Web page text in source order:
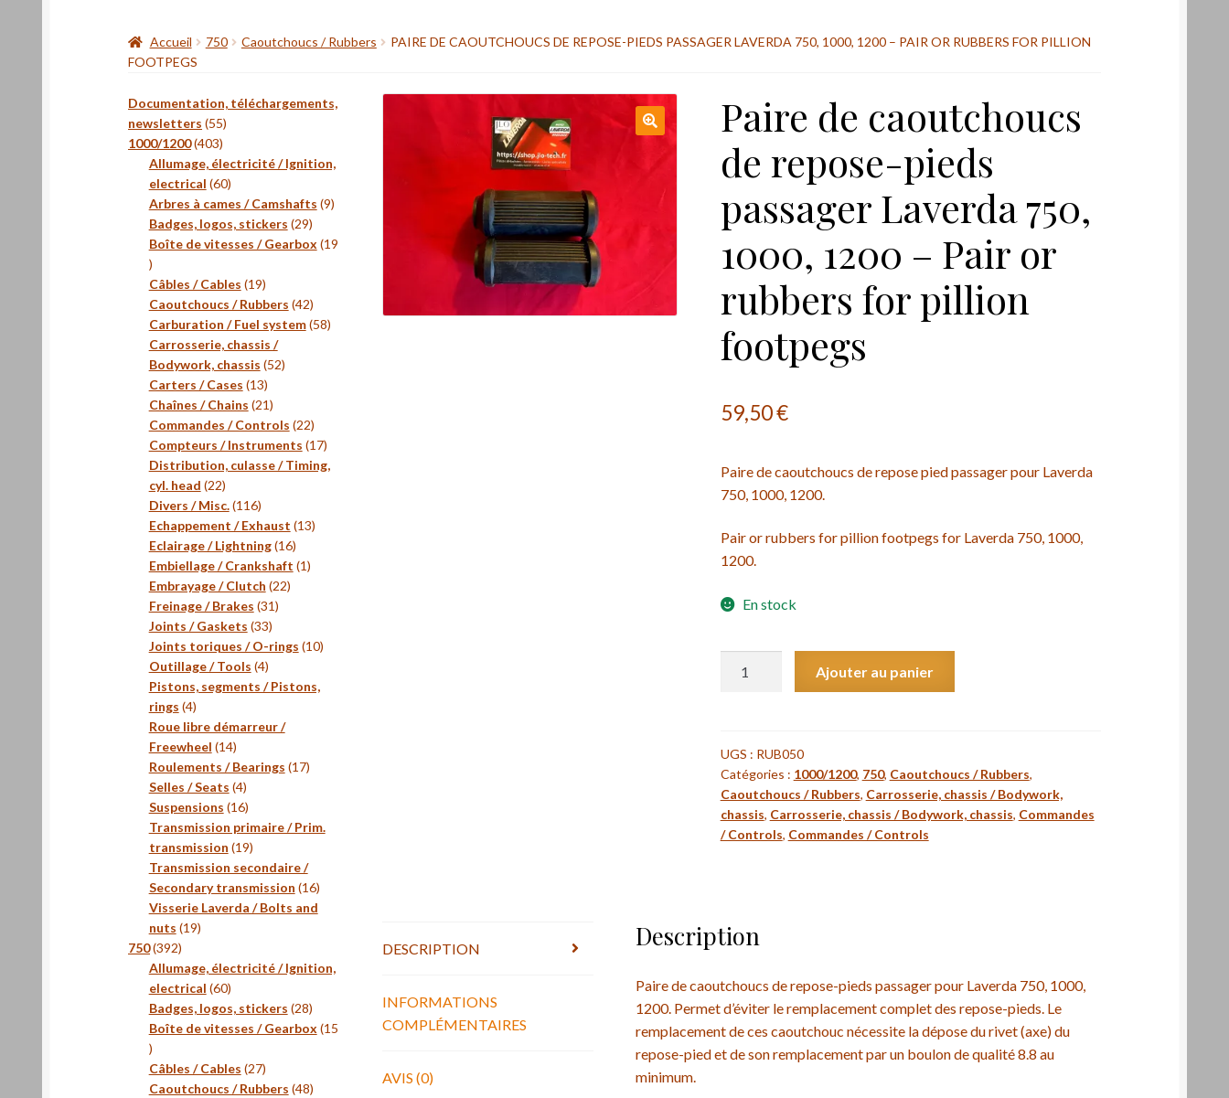
Accueil 750 Caoutchoucs / Rubbers
PAIRE DE CAOUTCHOUCS DE REPOSE-PIEDS PASSAGER LAVERDA 750, 1000, 1200 – PAIR OR RUBBERS FOR PILLION
FOOTPEGS
Paire de caoutchoucs
de repose-pieds
passager Laverda 750,
1000, 1200 – Pair or
rubbers for pillion
footpegs
59,50€
Paire de caoutchoucs de repose pied passager pour Laverda
750, 1000, 1200.
Pair or rubbers for pillion footpegs for Laverda 750, 1000,
1200.
En stock
caoutchoucs
de
repose-
pieds
passager
1200
Pair
or
rubbers
for
Ajouter au panier
UGS : RUB050
Catégories : 1000/1200, 750, Caoutchoucs / Rubbers,
Caoutchoucs / Rubbers, Carrosserie, chassis / Bodywork,
chassis, Carrosserie, chassis / Bodywork, chassis, Commandes
/ Controls, Commandes / Controls
DESCRIPTION
INFORMATIONS
COMPLÉMENTAIRES
AVIS (0)
Description
Paire de caoutchoucs de repose-pieds passager pour Laverda 750, 1000,
1200. Permet d’éviter le remplacement complet des repose-pieds. Le
remplacement de ces caoutchouc nécessite la dépose du rivet (axe) du
repose-pied et de son remplacement par un boulon de qualité 8.8 au
minimum.
Documentation, téléchargements,
newsletters 5555
1000/1200 403403
produits
Allumage, électricité / Ignition,
electrical 6060
produits
Arbres à cames / Camshafts 99
Badges, logos, stickers 2929
produits
Boîte de vitesses / Gearbox 19
19
produits
Câbles / Cables 1919
produits
Caoutchoucs / Rubbers 4242
produits
Carburation / Fuel system 5858
Carrosserie, chassis /
Bodywork, chassis 5252
Carters / Cases 1313
produits
Chaînes / Chains 2121
produits
Commandes / Controls 2222
produits
Compteurs / Instruments 1717
produits
Distribution, culasse / Timing,
cyl. head 2222
produits
Divers / Misc. 116116
produits
Echappement / Exhaust 1313
Eclairage / Lightning 1616
produits
Embiellage / Crankshaft 11
Embrayage / Clutch 2222
Freinage / Brakes 3131
Joints / Gaskets 3333
produits
Joints toriques / O-rings 1010
Outillage / Tools 44
produits
Pistons, segments / Pistons,
rings 44
produits
Roue libre démarreur /
Freewheel 1414
produits
Roulements / Bearings 1717
Selles / Seats 44
produits
Suspensions 1616
produits
Transmission primaire / Prim.
transmission 1919
produits
Transmission secondaire /
Secondary transmission 1616
produits
Visserie Laverda / Bolts and
nuts 1919
750 392392
produits
Allumage, électricité / Ignition,
electrical 6060
produits
Badges, logos, stickers 2828
produits
Boîte de vitesses / Gearbox 15
15
produits
Câbles / Cables 2727
produits
Caoutchoucs / Rubbers 4848